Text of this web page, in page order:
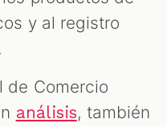
y al registro
de Comercio
análisis, también